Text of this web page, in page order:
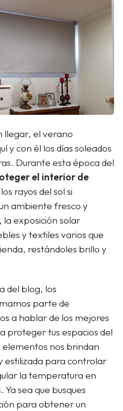
llegar, el verano
y con él los días soleados
Durante esta época del
el interior de
rayos del sol si
ambiente fresco y
exposición solar
y textiles varios que
restándoles brillo y
del blog, los
parte de
a hablar de los mejores
proteger tus espacios del
elementos nos brindan
estilizada para controlar
la temperatura en
sea que busques
para obtener un